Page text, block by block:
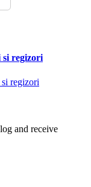
si regizori
and receive